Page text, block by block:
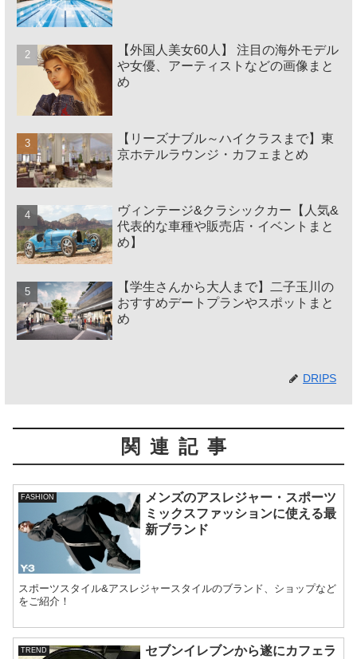
【外国人美女60人】 注目の海外モデル
や女優、アーティストなどの画像まと
め
【リーズナブル～ハイクラスまで】東
京ホテルラウンジ・カフェまとめ
ヴィンテージ&クラシックカー【人気&
代表的な車種や販売店・イベントまと
め】
【学生さんから大人まで】二子玉川の
おすすめデートプランやスポットまと
め
DRIPS
関連記事
FASHION
メンズのアスレジャー・スポーツ
ミックスファッションに使える最
新ブランド
スポーツスタイル&アスレジャースタイルのブランド、ショップなど
をご紹介！
TREND
セブンイレブンから遂にカフェラ